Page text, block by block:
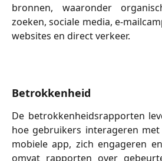
bronnen, waaronder
zoeken, sociale media, e-
websites en direct verkeer.
Betrokkenheid
De betrokkenheidsrapporten
hoe gebruikers interageren
mobiele app, zich engageren
omvat rapporten over